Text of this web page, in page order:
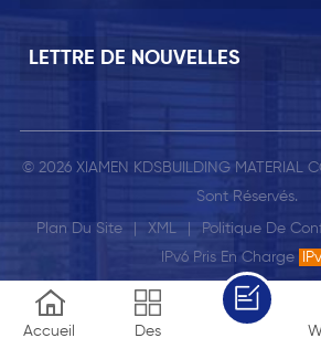
LETTRE DE NOUVELLES
© 2026 XIAMEN KDSBUILDING MATERIAL
Sont Réservés.
Plan Du Site XML Politique De
IPv6 Pris En Charge
Accueil Des